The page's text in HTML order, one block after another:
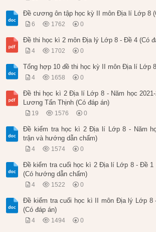
Đề cương ôn tập học kỳ II môn Địa lí Lớp 8
6 1762 0
Đề thi học kì 2 môn Địa lý Lớp 8 - Đề 4 (Có
4 1702 0
Tổng hợp 10 đề thi học kỳ II môn Địa lí Lớp
4 1658 0
Đề thi học kì 2 Địa lí Lớp 8 - Năm học
Lương Tấn Thịnh (Có đáp án)
19 1576 0
Đề kiểm tra học kì 2 Địa lí Lớp 8 - Năm
trận và hướng dẫn chấm)
4 1574 0
Đề kiểm tra cuối học kì 2 Địa lí Lớp 8 - Đề 1
(Có hướng dẫn chấm)
4 1522 0
Đề kiểm tra cuối học kì II môn Địa lý Lớp 8
(Có đáp án)
4 1494 0